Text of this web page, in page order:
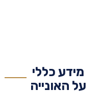
כללי
האונייה